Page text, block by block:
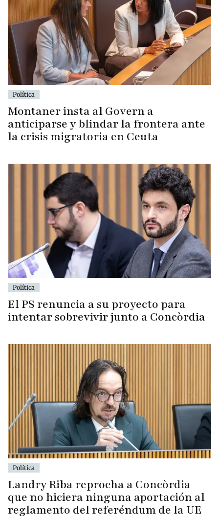
Política
Montaner insta al Govern a
anticiparse y blindar la frontera ante
la crisis migratoria en Ceuta
Política
El PS renuncia a su proyecto para
intentar sobrevivir junto a Concòrdia
Política
Landry Riba reprocha a Concòrdia
que no hiciera ninguna aportación al
reglamento del referéndum de la UE